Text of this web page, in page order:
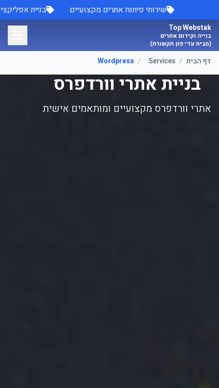
דלג לתוכן הראשי שירותי פיתוח אתרים מקצועיים בניית
Top Webstak
בנייה וקידום אתרים
(מבית עדי פון תקשורת)
דף הבית /
Services
/
Wordpress
בניית אתרי וורדפרס
אתרי וורדפרס מקצועיים ומותאמים אישית